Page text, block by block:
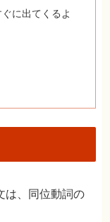
に出てくるよ
は、同位動詞の